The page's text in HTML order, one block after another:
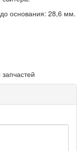
основания: 28,6 мм.